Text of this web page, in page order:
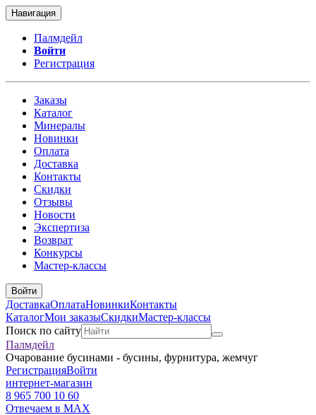
Навигация
Палмдейл
Войти
Регистрация
Заказы
Каталог
Минералы
Новинки
Оплата
Доставка
Контакты
Скидки
Отзывы
Новости
Экспертиза
Возврат
Конкурсы
Мастер-классы
Войти
ДоставкаОплатаНовинкиКонтакты
КаталогМои заказыСкидкиМастер-классы
Поиск по сайту
Палмдейл
Очарование бусинами - бусины, фурнитура, жемчуг
РегистрацияВойти
интернет-магазин
8 965 700 10 60
Отвечаем в MAX